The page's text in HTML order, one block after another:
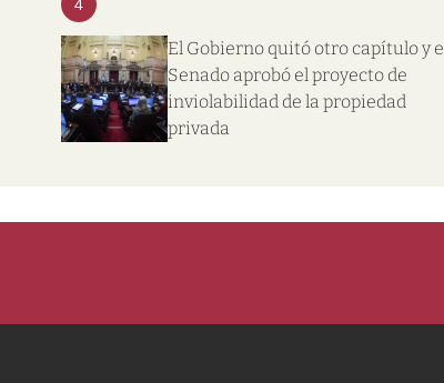
4
El Gobierno quitó otro capítulo y
Senado aprobó el proyecto de
inviolabilidad de la propiedad
privada